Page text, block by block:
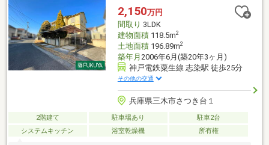
台可（駐車台数は車種によります。)※写真中の家具等の調度品は
取引対象に含まれません。～ご内覧は随時可能です！お気軽にお
問合せください♪
2,150万円
間取り 3LDK
建物面積118.5m2
土地面積196.89m2
築年月 2006年6月(築20年3ヶ月)
神戸電鉄粟生線 志染駅 徒歩25分
その他の交通
兵庫県三木市さつき台１
2階建て 駐車場あり
駐車2台
システムキッチン
浴室乾燥機 所有権